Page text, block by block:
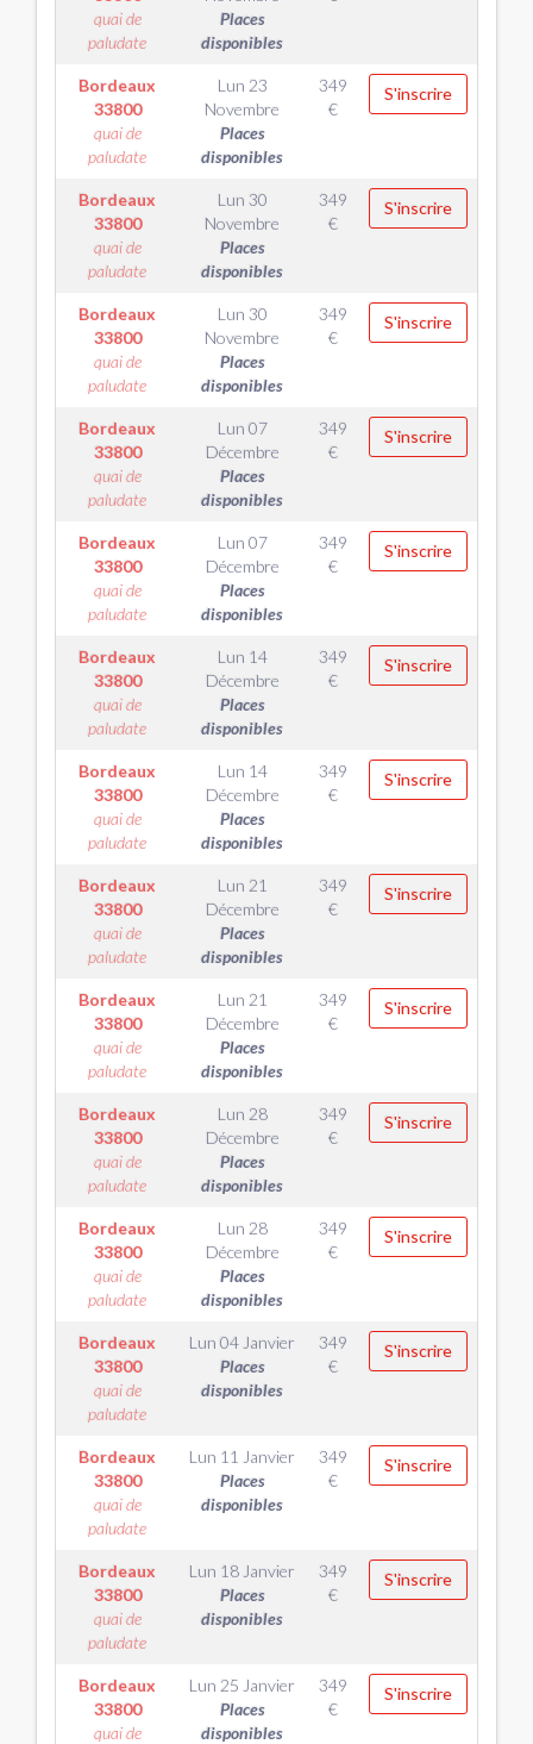
quai de
paludate
Places
disponibles
Bordeaux
33800
quai de
paludate
Lun 23
Novembre
Places
disponibles
349
€
S'inscrire
Bordeaux
33800
quai de
paludate
Lun 30
Novembre
Places
disponibles
349
€
S'inscrire
Bordeaux
33800
quai de
paludate
Lun 30
Novembre
Places
disponibles
349
€
S'inscrire
Bordeaux
33800
quai de
paludate
Lun 07
Décembre
Places
disponibles
349
€
S'inscrire
Bordeaux
33800
quai de
paludate
Lun 07
Décembre
Places
disponibles
349
€
S'inscrire
Bordeaux
33800
quai de
paludate
Lun 14
Décembre
Places
disponibles
349
€
S'inscrire
Bordeaux
33800
quai de
paludate
Lun 14
Décembre
Places
disponibles
349
€
S'inscrire
Bordeaux
33800
quai de
paludate
Lun 21
Décembre
Places
disponibles
349
€
S'inscrire
Bordeaux
33800
quai de
paludate
Lun 21
Décembre
Places
disponibles
349
€
S'inscrire
Bordeaux
33800
quai de
paludate
Lun 28
Décembre
Places
disponibles
349
€
S'inscrire
Bordeaux
33800
quai de
paludate
Lun 28
Décembre
Places
disponibles
349
€
S'inscrire
Bordeaux
33800
quai de
paludate
Lun 04 Janvier
Places
disponibles
349
€
S'inscrire
Bordeaux
33800
quai de
paludate
Lun 11 Janvier
Places
disponibles
349
€
S'inscrire
Bordeaux
33800
quai de
paludate
Lun 18 Janvier
Places
disponibles
349
€
S'inscrire
Bordeaux
33800
quai de
Lun 25 Janvier
Places
disponibles
349
€
S'inscrire